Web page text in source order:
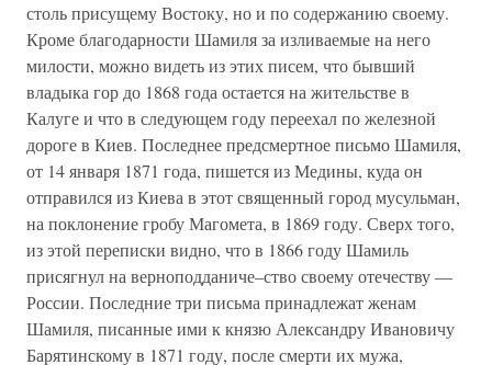
столь присущему Востоку, но и по содержанию своему.
Кроме благодарности Шамиля за изливаемые на него
милости, можно видеть из этих писем, что бывший
владыка гор до 1868 года остается на жительстве в
Калуге и что в следующем году переехал по железной
дороге в Киев. Последнее предсмертное письмо Шамиля,
от 14 января 1871 года, пишется из Медины, куда он
отправился из Киева в этот священный город мусульман,
на поклонение гробу Магомета, в 1869 году. Сверх того,
из этой переписки видно, что в 1866 году Шамиль
присягнул на верноподданиче–ство своему отечеству —
России. Последние три письма принадлежат женам
Шамиля, писанные ими к князю Александру Ивановичу
Барятинскому в 1871 году, после смерти их мужа,